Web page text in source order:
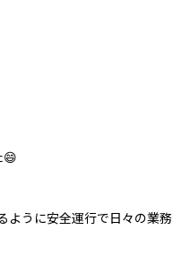
😄
ように安全運行で日々の業務